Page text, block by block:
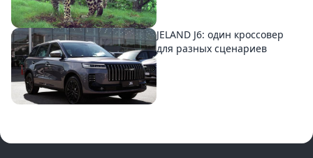
JELAND J6: один кроссовер
для разных сценариев